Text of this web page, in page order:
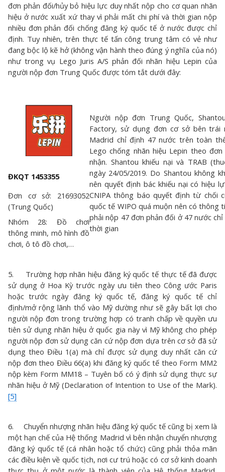
đơn phản đối/hủy bỏ hiệu lực duy nhất nộp cho cơ quan nhãn
hiệu ở nước xuất xứ thay vì phải mất chi phí và thời gian nộp
nhiều đơn phản đối chống đăng ký quốc tế ở nước được chỉ
định. Tuy nhiên, trên thực tế tấn công trung tâm có vẻ như
đang bộc lộ kẽ hở (không vận hành theo đúng ý nghĩa của nó)
như trong vụ Lego Juris A/S phản đối nhãn hiệu Lepin của
người nộp đơn Trung Quốc được tóm tắt dưới đây:
ĐKQT 1453355
Đơn cơ sở: 21693052
(Trung Quốc)
Nhóm 28: Đồ chơi
thông minh, mô hình đồ
chơi, ô tô đồ chơi,…
Người nộp đơn Trung Quốc,
Factory, sử dụng đơn cơ sở bên
Madrid chỉ định 47 nước trên toàn
Lego chống nhãn hiệu Lepin theo
nhận. Shantou khiếu nại và TRAB
ngày 24/05/2019. Do Shantou không
nên quyết định bác khiếu nại có hiệu
CNIPA thông báo quyết định từ chối
quốc tế WIPO quá muộn nên có thông
phải nộp 47 đơn phản đối ở 47 nước
thời gian
5. Trường hợp nhãn hiệu đăng ký quốc tế thực tế đã được
sử dụng ở Hoa Kỳ trước ngày ưu tiên theo Công ước Paris
hoặc trước ngày đăng ký quốc tế, đăng ký quốc tế chỉ
định/mở rộng lãnh thổ vào Mỹ dường như sẽ gây bất lợi cho
người nộp đơn trong trường hợp có tranh chấp về quyền ưu
tiên sử dụng nhãn hiệu ở quốc gia này vì Mỹ không cho phép
người nộp đơn sử dụng căn cứ nộp đơn dựa trên cơ sở đã sử
dụng theo Điều 1(a) mà chỉ được sử dụng duy nhất căn cứ
nộp đơn theo Điều 66(a) khi đăng ký quốc tế theo Form MM2
nộp kèm Form MM18 – Tuyên bố có ý định sử dụng thực sự
nhãn hiệu ở Mỹ (Declaration of Intention to Use of the Mark).
[5]
6. Chuyển nhượng nhãn hiệu đăng ký quốc tế cũng bị xem là
một hạn chế của Hệ thống Madrid vì bên nhận chuyển nhượng
đăng ký quốc tế (cá nhân hoặc tổ chức) cũng phải thỏa mãn
các điều kiện về quốc tịch, nơi cư trú hoặc có cơ sở kinh doanh